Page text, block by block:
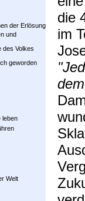
der Erlösung
und
des Volkes
geworden
leben
Welt
die
im